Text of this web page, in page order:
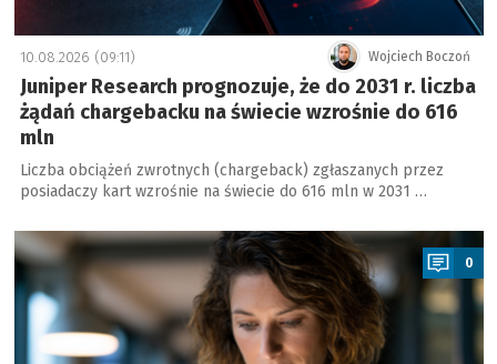
Wojciech Boczoń
10.08.2026 (09:11)
Juniper Research prognozuje, że do 2031 r. liczba
żądań chargebacku na świecie wzrośnie do 616
mln
Liczba obciążeń zwrotnych (chargeback) zgłaszanych przez
posiadaczy kart wzrośnie na świecie do 616 mln w 2031 …
a
0